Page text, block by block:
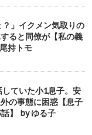
？」イクメン気取りの
ると同僚が【私の義
持トモ
していた小1息子。安
の事態に困惑【息子
】 by ゆる子